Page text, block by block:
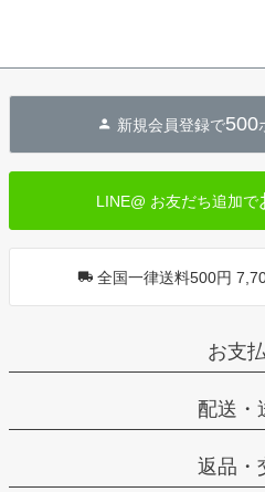
新規会員登録で500
LINE@ お友だち追加で
全国一律送料500円
お支
配送・
返品・